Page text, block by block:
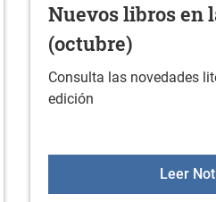
Nuevos libros en
(octubre)
Consulta las novedades
edición
Leer